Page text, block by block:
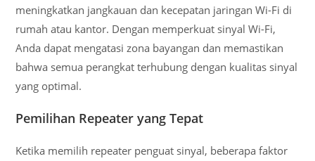
meningkatkan jangkauan dan kecepatan jaringan Wi-Fi di
rumah atau kantor. Dengan memperkuat sinyal Wi-Fi,
Anda dapat mengatasi zona bayangan dan memastikan
bahwa semua perangkat terhubung dengan kualitas sinyal
yang optimal.
Pemilihan Repeater yang Tepat
Ketika memilih repeater penguat sinyal, beberapa faktor